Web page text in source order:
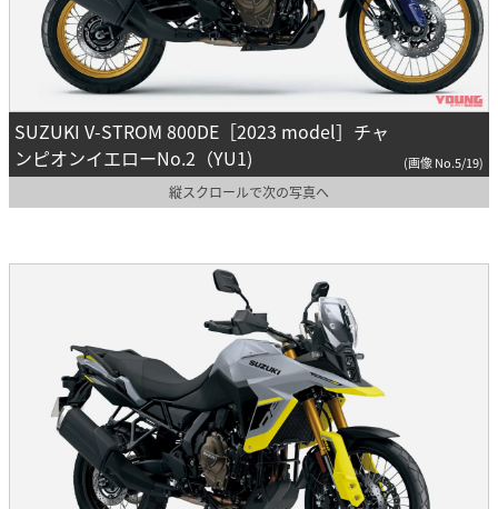
SUZUKI V-STROM 800DE［2023 model］チャ
ンピオンイエローNo.2（YU1)
(画像 No.5/19)
縦スクロールで次の写真へ